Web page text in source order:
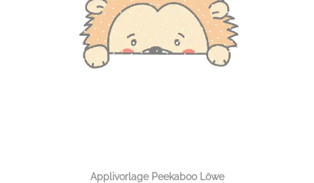
Applivorlage Peekaboo Löwe